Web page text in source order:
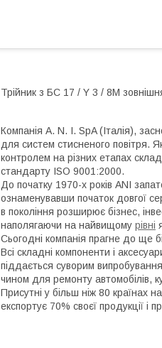
Трійник з БС 17 / Y 3 / 8M
Компанія A. N. I. SpA (Італія),
для систем стисненого повітря.
контролем на різних етапах
стандарту ISO 9001:2000.
До початку 1970-х років ANI
ознаменувавши початок довгої
в покоління розширює бізнес,
наполягаючи на найвищому рівні
Сьогодні компанія прагне до ще
Всі складні компоненти і
піддається суворим
чином для ремонту автомобілів,
Присутні у більш ніж 80 країнах
експортує 70% своєї продукції і